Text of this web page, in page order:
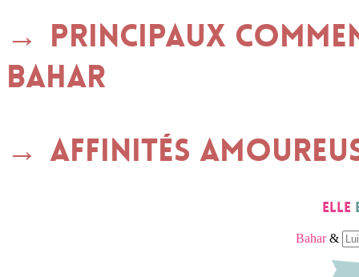
Principaux
BAHAR
Affinités
Elle
Bahar&